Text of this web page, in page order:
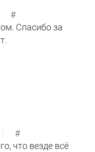
#
Спасибо за
#
что везде всё